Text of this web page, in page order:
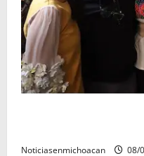
Noticiasenmichoacan 08/